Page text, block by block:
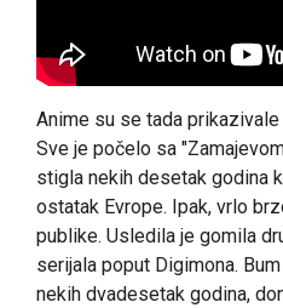
Anime su se tada
Sve je počelo sa
stigla nekih desetak godina
ostatak Evrope. Ipak, vrlo
publike. Usledila je gomila
serijala poput Digimona.
nekih dvadesetak godina,